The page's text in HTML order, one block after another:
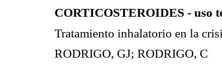
CORTICOSTEROIDES - uso
Tratamiento inhalatorio en la
RODRIGO, GJ; RODRIGO, C